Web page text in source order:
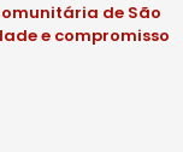
de São
e compromisso